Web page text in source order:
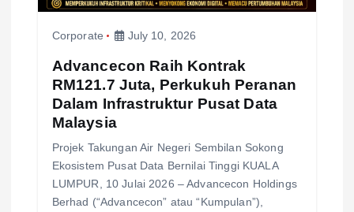
Corporate July 10, 2026
Advancecon Raih Kontrak
RM121.7 Juta, Perkukuh Peranan
Dalam Infrastruktur Pusat Data
Malaysia
Projek Takungan Air Negeri Sembilan Sokong
Ekosistem Pusat Data Bernilai Tinggi KUALA
LUMPUR, 10 Julai 2026 – Advancecon Holdings
Berhad (“Advancecon” atau “Kumpulan”),